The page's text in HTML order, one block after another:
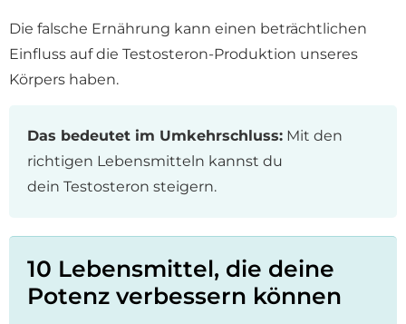
Die falsche Ernährung kann einen beträchtlichen
Einfluss auf die Testosteron-Produktion unseres
Körpers haben.
Das bedeutet im Umkehrschluss: Mit den
richtigen Lebensmitteln kannst du
dein Testosteron steigern.
10 Lebensmittel, die deine
Potenz verbessern können